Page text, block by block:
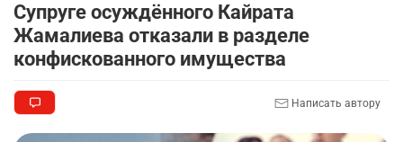
Супруге осуждённого Кайрата
Жамалиева отказали в разделе
конфискованного имущества
Написать автору